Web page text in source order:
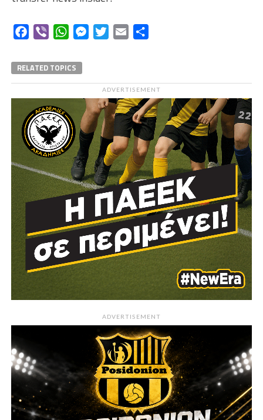
Facebook
Viber WhatsAppMessengerTwitterEmail
RELATED TOPICS
ADVERTISEMENT
ADVERTISEMENT